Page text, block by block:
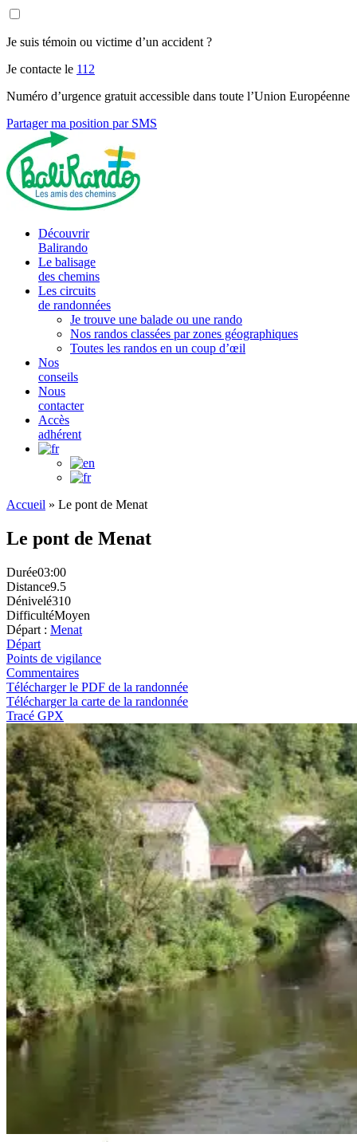
Je suis témoin ou victime d’un accident ?
Je contacte le 112
Numéro d’urgence gratuit accessible dans toute l’Union Européenne
Partager ma position par SMS
Découvrir
Balirando
Le balisage
des chemins
Les circuits
de randonnées
Je trouve une balade ou une rando
Nos randos classées par zones géographiques
Toutes les randos en un coup d’œil
Nos
conseils
Nous
contacter
Accès
adhérent
Accueil » Le pont de Menat
Le pont de Menat
Durée03:00
Distance9.5
Dénivelé310
DifficultéMoyen
Départ : Menat
Départ
Points de vigilance
Commentaires
Télécharger le PDF de la randonnée
Télécharger la carte de la randonnée
Tracé GPX